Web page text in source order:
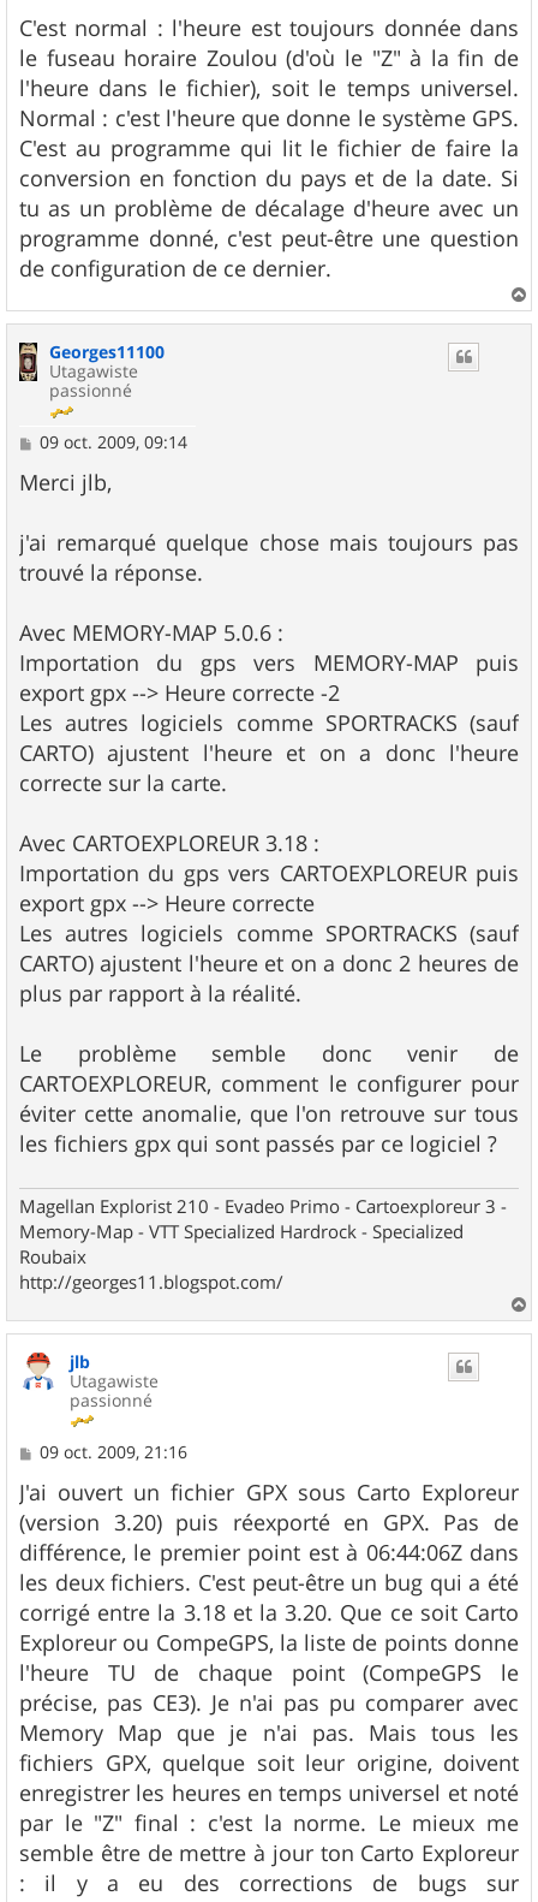
s
s
a
g
e
C'est normal : l'heure est toujours donnée dans
le fuseau horaire Zoulou (d'où le "Z" à la fin de
l'heure dans le fichier), soit le temps universel.
Normal : c'est l'heure que donne le système GPS.
C'est au programme qui lit le fichier de faire la
conversion en fonction du pays et de la date. Si
tu as un problème de décalage d'heure avec un
programme donné, c'est peut-être une question
de configuration de ce dernier.
a
Georges11100
Utagawiste
passionné
M
s
s
g
e
09 oct. 2009, 09:14
Merci jlb,
j'ai remarqué quelque chose mais toujours pas
trouvé la réponse.
Avec MEMORY-MAP 5.0.6 :
Importation du gps vers MEMORY-MAP puis
export gpx --> Heure correcte -2
Les autres logiciels comme SPORTRACKS (sauf
CARTO) ajustent l'heure et on a donc l'heure
correcte sur la carte.
Avec CARTOEXPLOREUR 3.18 :
Importation du gps vers CARTOEXPLOREUR puis
export gpx --> Heure correcte
Les autres logiciels comme SPORTRACKS (sauf
CARTO) ajustent l'heure et on a donc 2 heures de
plus par rapport à la réalité.
Le problème semble donc venir de
CARTOEXPLOREUR, comment le configurer pour
éviter cette anomalie, que l'on retrouve sur tous
les fichiers gpx qui sont passés par ce logiciel ?
Magellan Explorist 210 - Evadeo Primo - Cartoexploreur 3 -
Memory-Map - VTT Specialized Hardrock - Specialized
Roubaix
http://georges11.blogspot.com/
a
u
jlb
Utagawiste
passionné
M
s
s
a
g
e
09 oct. 2009, 21:16
J'ai ouvert un fichier GPX sous Carto Exploreur
(version 3.20) puis réexporté en GPX. Pas de
différence, le premier point est à 06:44:06Z dans
les deux fichiers. C'est peut-être un bug qui a été
corrigé entre la 3.18 et la 3.20. Que ce soit Carto
Exploreur ou CompeGPS, la liste de points donne
l'heure TU de chaque point (CompeGPS le
précise, pas CE3). Je n'ai pas pu comparer avec
Memory Map que je n'ai pas. Mais tous les
fichiers GPX, quelque soit leur origine, doivent
enregistrer les heures en temps universel et noté
par le "Z" final : c'est la norme. Le mieux me
semble être de mettre à jour ton Carto Exploreur
: il y a eu des corrections de bugs sur